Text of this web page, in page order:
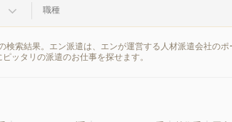
職種
検索結果。エン派遣は、エンが運営する人材派遣会社の
ッタリの派遣のお仕事を探せます。